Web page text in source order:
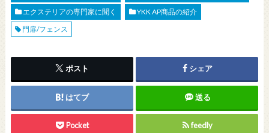
エクステリアの専門家に聞く
YKK AP商品の紹介
門扉/フェンス
ポスト シェア
はてブ 送る
Pocket feedly